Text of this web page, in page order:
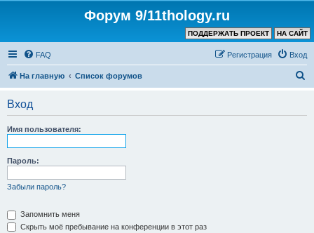
Форум 9/11thology.ru
НА САЙТ
ПОДДЕРЖАТЬ ПРОЕКТ
FAQ Вход
Регистрация
На главную Список форумов
Вход
Имя пользователя:
Пароль:
Забыли пароль?
Запомнить меня
Скрыть моё пребывание на конференции в этот раз